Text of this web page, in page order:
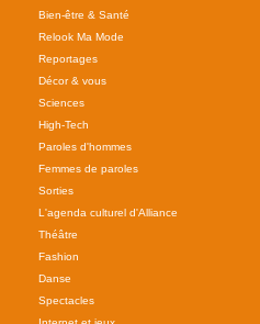
Bien-être & Santé
Relook Ma Mode
Reportages
Décor & vous
Sciences
High-Tech
Paroles d'hommes
Femmes de paroles
Sorties
L'agenda culturel d'Alliance
Théâtre
Fashion
Danse
Spectacles